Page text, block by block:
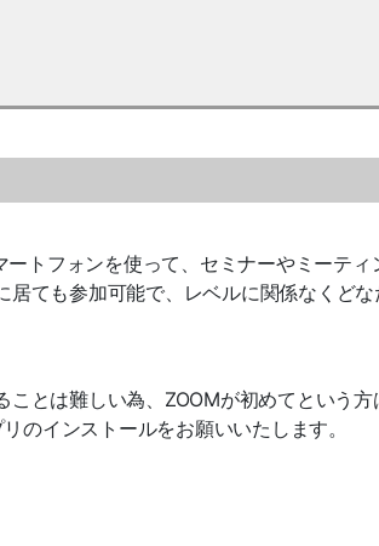
トフォンを使って、セミナーやミーテ
ても参加可能で、レベルに関係なくどな
とは難しい為、ZOOMが初めてという方
のインストールをお願いいたします。